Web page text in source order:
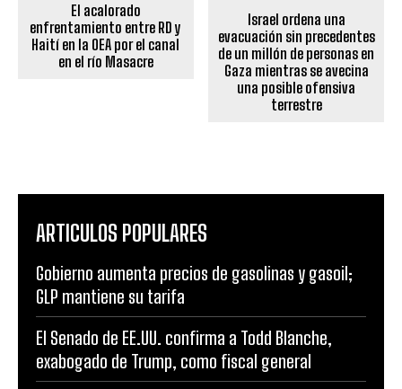
El acalorado
enfrentamiento entre RD y
Haití en la OEA por el canal
en el río Masacre
Israel ordena una
evacuación sin precedentes
de un millón de personas en
Gaza mientras se avecina
una posible ofensiva
terrestre
ARTICULOS POPULARES
Gobierno aumenta precios de gasolinas y gasoil;
GLP mantiene su tarifa
El Senado de EE.UU. confirma a Todd Blanche,
exabogado de Trump, como fiscal general